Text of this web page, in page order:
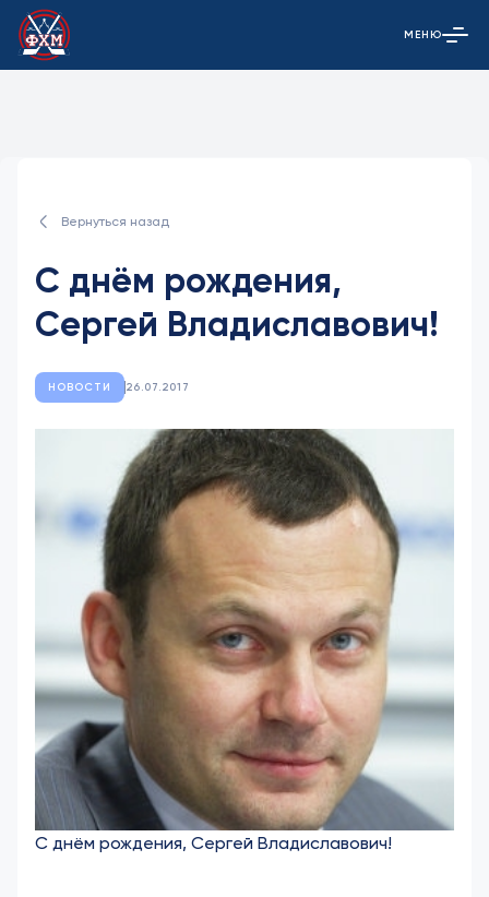
Открыть
МЕНЮ
Вернуться назад
С днём рождения,
Сергей Владиславович!
НОВОСТИ 26.07.2017
С днём рождения, Сергей Владиславович!